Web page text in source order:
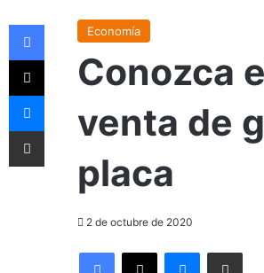
Economía
Conozca
venta de
placa
2 de octubre de 2020
Facebook
X Messenger
Compartir
Facebook
X
Messenger
Compartir por correo electrónico